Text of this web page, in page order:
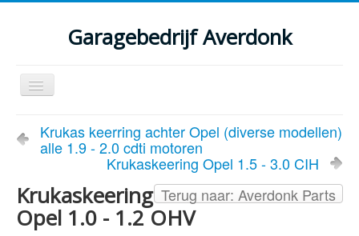
Garagebedrijf Averdonk
Schakelen
navigatie
Welkom
Klassiekers en restauratie verslagen
Diensten
Parts
Krukas keerring achter Opel (diverse modellen)
alle 1.9 - 2.0 cdti motoren
Krukaskeering Opel 1.5 - 3.0 CIH
Terug naar: Averdonk Parts
Krukaskeering
Opel 1.0 - 1.2 OHV